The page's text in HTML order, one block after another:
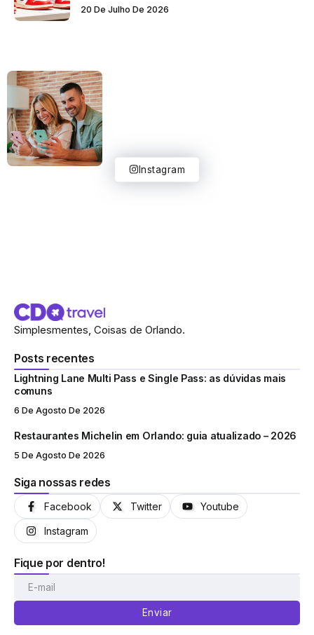
20 De Julho De 2026
Instagram
Simplesmentes, Coisas de Orlando.
Posts recentes
Lightning Lane Multi Pass e Single Pass: as dúvidas mais
comuns
6 De Agosto De 2026
Restaurantes Michelin em Orlando: guia atualizado – 2026
5 De Agosto De 2026
Siga nossas redes
Facebook Twitter Youtube
Instagram
Fique por dentro!
Enviar